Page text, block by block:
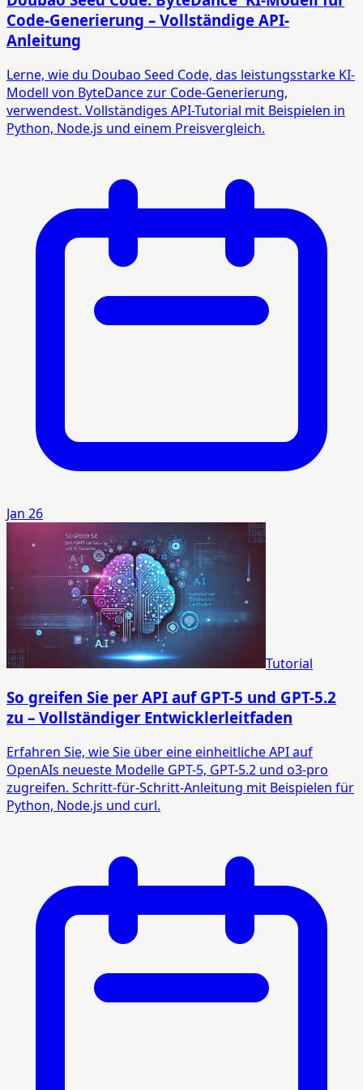
Code-Generierung – Vollständige API-
Anleitung
Lerne, wie du Doubao Seed Code, das leistungsstarke KI-
Modell von ByteDance zur Code-Generierung,
verwendest. Vollständiges API-Tutorial mit Beispielen in
Python, Node.js und einem Preisvergleich.
Jan 26
Tutorial
So greifen Sie per API auf GPT-5 und GPT-5.2
zu – Vollständiger Entwicklerleitfaden
Erfahren Sie, wie Sie über eine einheitliche API auf
OpenAIs neueste Modelle GPT-5, GPT-5.2 und o3-pro
zugreifen. Schritt-für-Schritt-Anleitung mit Beispielen für
Python, Node.js und curl.